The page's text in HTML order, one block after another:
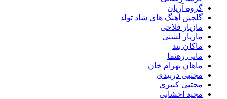
گروه آریان
گلچین آهنگ های شاد تولد
مازیار فلاحی
مازیار لشنی
ماکان بند
مانی رهنما
ماهان بهرام خان
مجتبی دربیدی
مجتبی کبیری
مجید اخشابی